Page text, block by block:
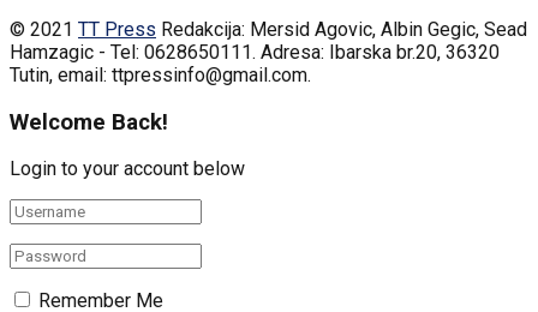
© 2021 TT Press Redakcija: Mersid Agovic, Albin Gegic, Sead
Hamzagic - Tel: 0628650111. Adresa: Ibarska br.20, 36320
Tutin, email: ttpressinfo@gmail.com.
Welcome Back!
Login to your account below
Remember Me